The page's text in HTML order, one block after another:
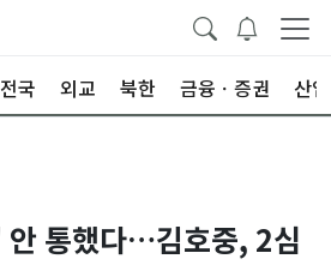
전국 외교 북한 금융ㆍ증권 산업
통했다…김호중, 2심